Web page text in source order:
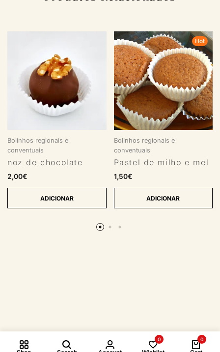
Bolinhos regionais e
conventuais
noz de chocolate
2,00€
ADICIONAR
Hot
Bolinhos regionais e
conventuais
Pastel de milho e mel
1,50€
ADICIONAR
0 0